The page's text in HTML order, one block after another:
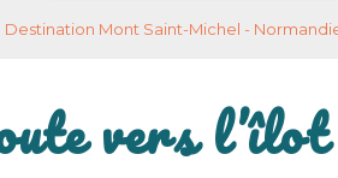
Destination Mont Saint-Michel -
vers l’îlot